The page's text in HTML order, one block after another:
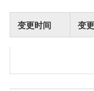
变更时间 变